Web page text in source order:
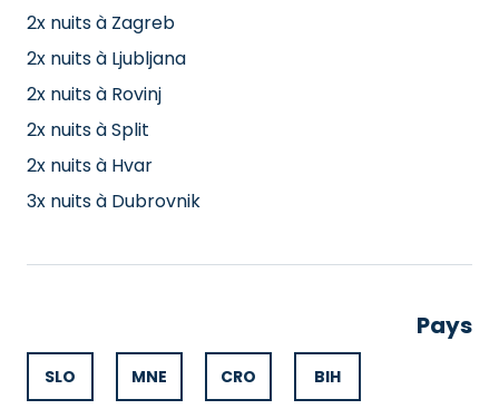
2x nuits à Zagreb
2x nuits à Ljubljana
2x nuits à Rovinj
2x nuits à Split
2x nuits à Hvar
3x nuits à Dubrovnik
Pays
SLO MNE CRO BIH